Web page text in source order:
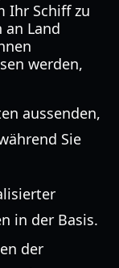
Ihr Schiff zu
Land
werden,
aussenden,
Sie
in der Basis.
der